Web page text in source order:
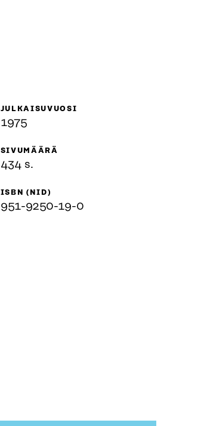
JULKAISUVUOSI
1975
SIVUMÄÄRÄ
434 s.
ISBN (NID)
951-9250-19-0